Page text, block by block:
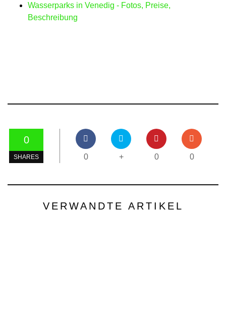
Wasserparks in Venedig - Fotos, Preise,
Beschreibung
0
SHARES 0 + 0 0
VERWANDTE ARTIKEL